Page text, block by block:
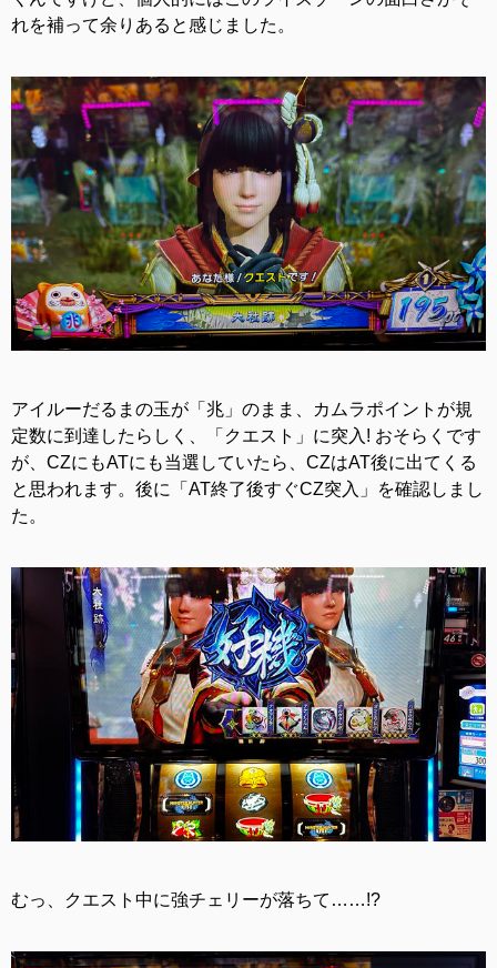
れを補って余りあると感じました。
アイルーだるまの玉が「兆」のまま、カムラポイントが規
定数に到達したらしく、「クエスト」に突入! おそらくです
が、CZにもATにも当選していたら、CZはAT後に出てくる
と思われます。後に「AT終了後すぐCZ突入」を確認しまし
た。
むっ、クエスト中に強チェリーが落ちて……!?